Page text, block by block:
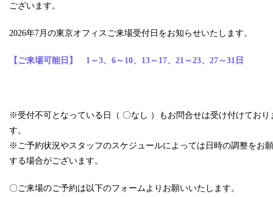
ございます。
2026年7月の東京オフィスご来場受付日をお知らせいたします。
【ご来場可能日】 1 ～3、6～10、13～17、21～23、27～31日
※受付不可となっている日（ 〇なし ）もお問合せは受け付けており
す。
※ご予約状況やスタッフのスケジュールによっては日時の調整をお
する場合がございます。
〇ご来場のご予約は以下のフォームよりお願いいたします。